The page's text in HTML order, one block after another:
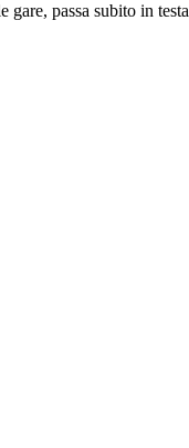
gare, passa subito in